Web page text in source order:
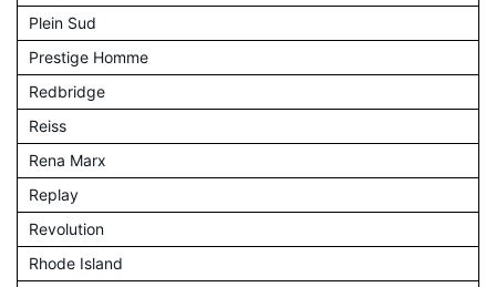
Plein Sud
Prestige Homme
Redbridge
Reiss
Rena Marx
Replay
Revolution
Rhode Island